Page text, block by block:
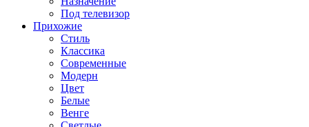
Под телевизор
Прихожие
Стиль
Классика
Современные
Модерн
Цвет
Белые
Венге